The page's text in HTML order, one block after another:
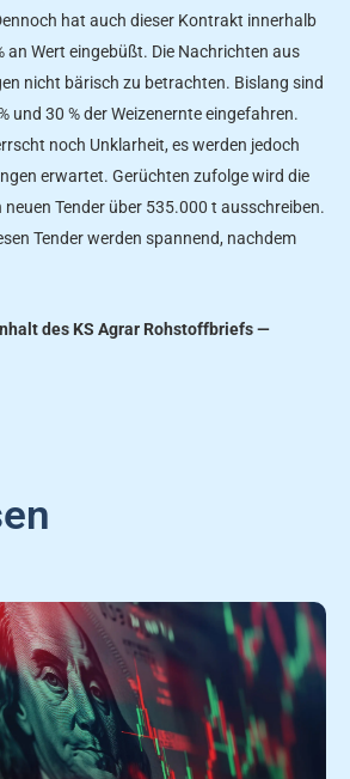
hat auch dieser Kontrakt innerhalb
an Wert eingebüßt. Die Nachrichten aus
nicht bärisch zu betrachten. Bislang sind
und 30 % der Weizenernte eingefahren.
noch Unklarheit, es werden jedoch
erwartet. Gerüchten zufolge wird die
neuen Tender über 535.000 t ausschreiben.
Tender werden spannend, nachdem
des KS Agrar Rohstoffbriefs —